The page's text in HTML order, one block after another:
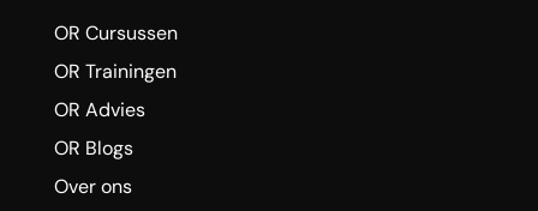
OR Cursussen
OR Trainingen
OR Advies
OR Blogs
Over ons